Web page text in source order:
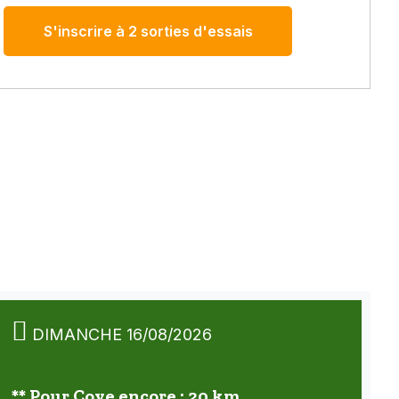
S'inscrire à 2 sorties d'essais
DIMANCHE 16/08/2026